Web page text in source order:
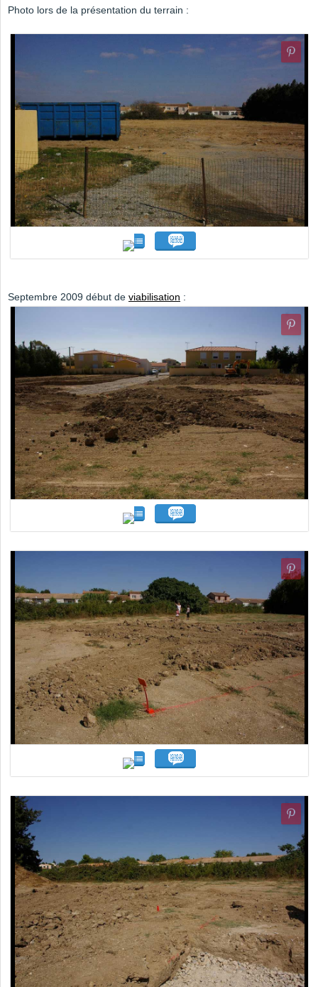
Photo lors de la présentation du terrain :
Septembre 2009 début de viabilisation :